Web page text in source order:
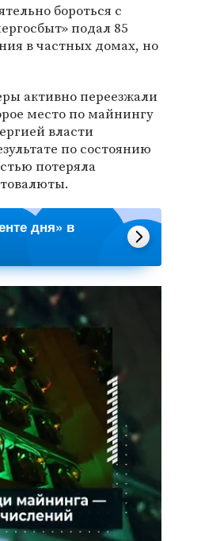
бороться с
подал 85
в частных домах, но
активно переезжали
место по майнингу
власти
по состоянию
потеряла
дня» в